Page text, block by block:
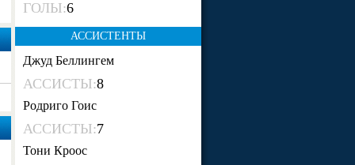
ГОЛЫ:6
АССИСТЕНТЫ
Джуд Беллингем
АССИСТЫ:8
Родриго Гоис
АССИСТЫ:7
Тони Кроос